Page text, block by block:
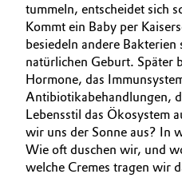
tummeln, entscheidet sich
Kommt ein Baby per
besiedeln andere Bakterien
natürlichen Geburt. Später
Hormone, das
Antibiotikabehandlungen,
Lebensstil das Ökosystem
wir uns der Sonne aus? In
Wie oft duschen wir, und
welche Cremes tragen wir